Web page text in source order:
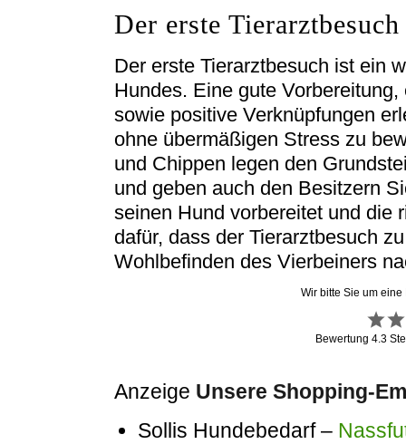
Der erste Tierarztbesuch
Der erste Tierarztbesuch ist ein
Hundes. Eine gute
sowie positive Verknüpfungen
ohne übermäßigen Stress zu
und Chippen legen den
und geben auch den Besitzern
seinen Hund vorbereitet und die
dafür, dass der Tierarztbesuch
Wohlbefinden des Vierbeiners
Wir bitte Sie um
Bewertung 4.3
Anzeige Unsere Shopping-
Sollis Hundebedarf –